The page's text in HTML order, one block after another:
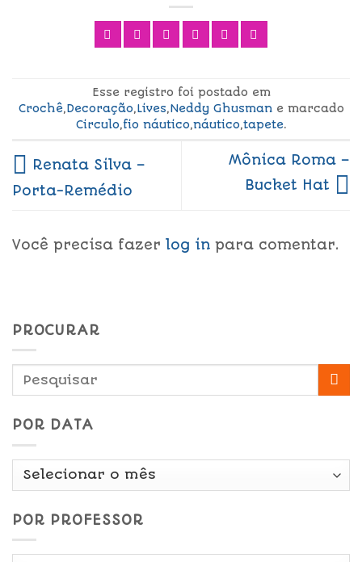
Esse registro foi postado em
Crochê,Decoração,Lives,Neddy Ghusmane marcado
Circulo,fio náutico,náutico,tapete.
Renata Silva –
Porta-Remédio
Mônica Roma –
Bucket Hat
Você precisa fazer log in para comentar.
PROCURAR
POR DATA
Por
POR PROFESSOR